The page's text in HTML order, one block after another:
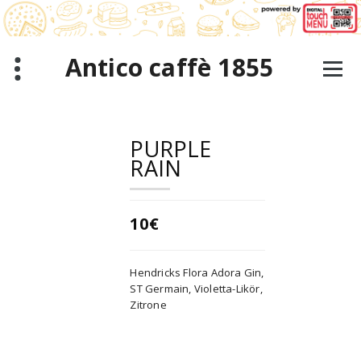
Zum
Inhalt
springen
Antico caffè 1855
PURPLE
RAIN
10€
Hendricks Flora Adora Gin,
ST Germain, Violetta-Likör,
Zitrone